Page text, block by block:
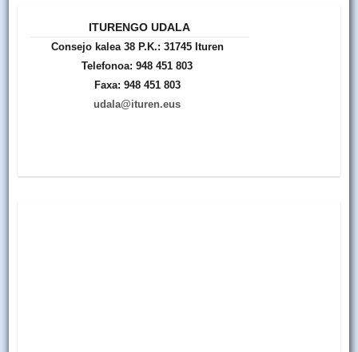
ITURENGO UDALA
Consejo kalea 38 P.K.: 31745 Ituren
Telefonoa: 948 451 803
Faxa: 948 451 803
udala@ituren.eus